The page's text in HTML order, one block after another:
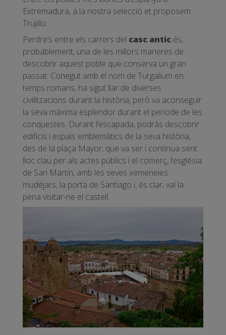
Extremadura, a la nostra selecció et proposem
Trujillo.
Perdre’s entre els carrers del casc antic és,
probablement, una de les millors maneres de
descobrir aquest poble que conserva un gran
passat. Conegut amb el nom de Turgalium en
temps romans, ha sigut llar de diverses
civilitzacions durant la història, però va aconseguir
la seva màxima esplendor durant el període de les
conquestes. Durant l’escapada, podràs descobrir
edificis i espais emblemàtics de la seva història,
des de la plaça Mayor, que va ser i continua sent
lloc clau per als actes públics i el comerç, l’església
de San Martín, amb les seves xemeneies
mudèjars, la porta de Santiago i, és clar, val la
pena visitar-ne el castell.